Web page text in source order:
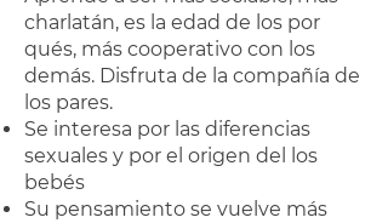
charlatán, es la edad de los por
qués, más cooperativo con los
demás. Disfruta de la compañía de
los pares.
Se interesa por las diferencias
sexuales y por el origen del los
bebés
Su pensamiento se vuelve más